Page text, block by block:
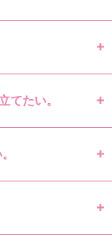
てたい。